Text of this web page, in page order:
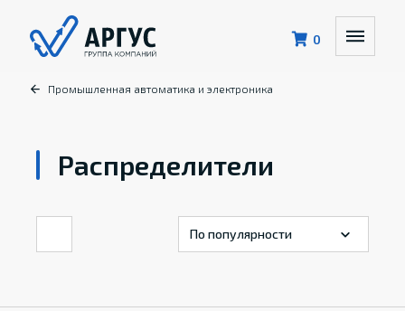
0
Промышленная автоматика и электроника
Распределители